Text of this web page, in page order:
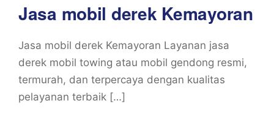
Jasa mobil derek Kemayoran
Jasa mobil derek Kemayoran Layanan jasa
derek mobil towing atau mobil gendong resmi,
termurah, dan terpercaya dengan kualitas
pelayanan terbaik […]